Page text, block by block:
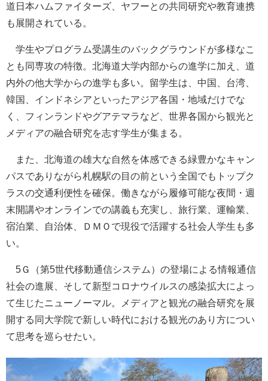
道日本ハムファイターズ、ヤフーとの共同研究や教育連携
も展開されている。
学生やプログラム受講生のバックグラウンドが多様なこ
とも同専攻の特徴。北海道大学内部からの進学に加え、道
内外の他大学からの進学も多い。留学生は、中国、台湾、
韓国、インドネシアといったアジア各国・地域だけでな
く、フィンランドやグアテマラなど、世界各国から観光と
メディアの融合研究を志す学生が集まる。
また、北海道の雄大な自然を体感できる緑豊かなキャン
パスでありながら札幌駅の目の前という全国でもトップク
ラスの交通利便性を確保。働きながら履修可能な夜間・週
末開講やオンラインでの講義も充実し、旅行業、運輸業、
宿泊業、自治体、ＤＭＯで現役で活躍する社会人学生も多
い。
5Ｇ（第5世代移動通信システム）の登場による情報通信
社会の進展、そして新型コロナウイルスの感染拡大によっ
て生じたニューノーマル。メディアと観光の融合研究を展
開する同大学院で新しい時代における観光のあり方につい
て思考を巡らせたい。